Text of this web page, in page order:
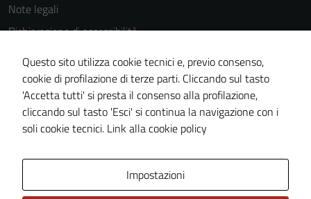
Note legali
Dichiarazione di accessibilità
Dichiarazione di accessibilità Servizi
Whistleblowing
Piano di miglioramento del sito
Area riservata
Questo sito utilizza cookie tecnici e, previo consenso,
cookie di profilazione di terze parti. Cliccando sul tasto
'Accetta tutti' si presta il consenso alla profilazione,
cliccando sul tasto 'Esci' si continua la navigazione con i
soli cookie tecnici. Link alla cookie policy
Impostazioni